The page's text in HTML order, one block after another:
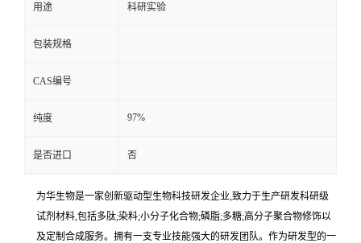
用途 科研实验
包装规格
CAS编号
纯度 97%
是否进口 否
为华生物是一家创新驱动型生物科技研发企业,致力于生产研发科研级
试剂材料,包括多肽;染料;小分子化合物;磷脂;多糖;高分子聚合物修饰以
及定制合成服务。拥有一支专业技能强大的研发团队。作为研发型的一